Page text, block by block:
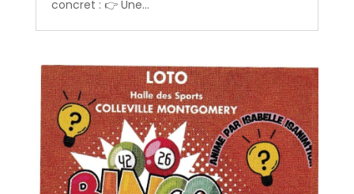
concret : 👉 Une...